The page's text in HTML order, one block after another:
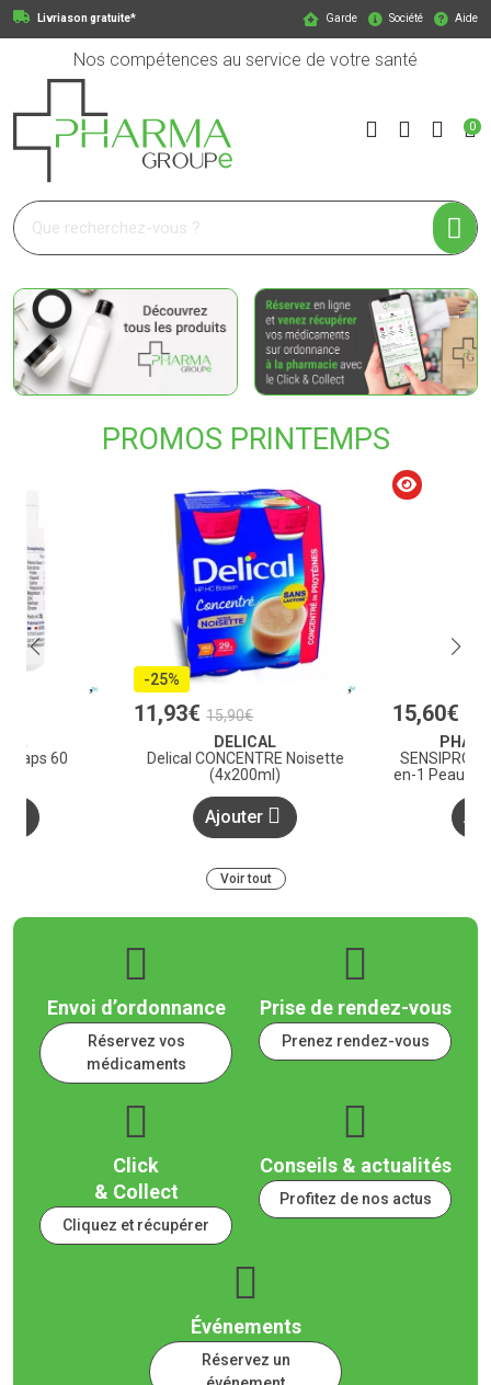
Livriason gratuite* Garde Société Aide
Nos compétences au service de votre santé
Pharmagroupe Votre pharmacie en ligne à votre service
0
PROMOS PRINTEMPS
Caps 60
-25%
11,93€ 15,90€
DELICAL
Delical CONCENTRE Noisette
(4x200ml)
Ajouter
15,60€
SENSIPRO
en-1 Peau
Voir tout
Envoi d’ordonnance
Réservez vos
médicaments
Prise de rendez-vous
Prenez rendez-vous
Click
& Collect
Cliquez et récupérer
Conseils & actualités
Profitez de nos actus
Événements
Réservez un